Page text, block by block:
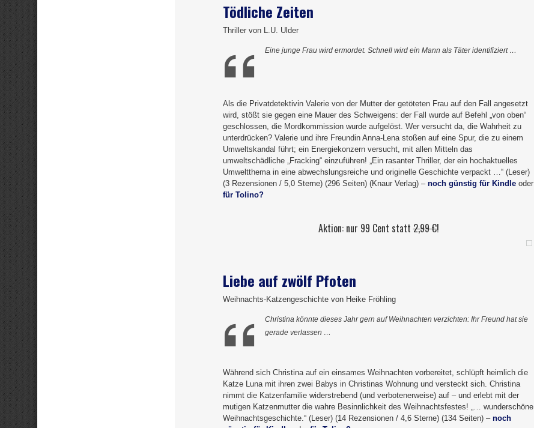
Tödliche Zeiten
Thriller von L.U. Ulder
Eine junge Frau wird ermordet. Schnell wird ein Mann als Täter identifiziert …
Als die Privatdetektivin Valerie von der Mutter der getöteten Frau auf den Fall angesetzt
wird, stößt sie gegen eine Mauer des Schweigens: der Fall wurde auf Befehl „von oben“
geschlossen, die Mordkommission wurde aufgelöst. Wer versucht da, die Wahrheit zu
unterdrücken? Valerie und ihre Freundin Anna-Lena stoßen auf eine Spur, die zu einem
Umweltskandal führt; ein Energiekonzern versucht, mit allen Mitteln das
umweltschädliche „Fracking“ einzuführen! „Ein rasanter Thriller, der ein hochaktuelles
Umweltthema in eine abwechslungsreiche und originelle Geschichte verpackt …“ (Leser)
(3 Rezensionen / 5,0 Sterne) (296 Seiten) (Knaur Verlag) – noch günstig für Kindle oder
für Tolino?
Aktion: nur 99 Cent statt2,99 €!
Liebe auf zwölf Pfoten
Weihnachts-Katzengeschichte von Heike Fröhling
Christina könnte dieses Jahr gern auf Weihnachten verzichten: Ihr Freund hat sie
gerade verlassen …
Während sich Christina auf ein einsames Weihnachten vorbereitet, schlüpft heimlich die
Katze Luna mit ihren zwei Babys in Christinas Wohnung und versteckt sich. Christina
nimmt die Katzenfamilie widerstrebend (und verbotenerweise) auf – und erlebt mit der
mutigen Katzenmutter die wahre Besinnlichkeit des Weihnachtsfestes! „… wunderschöne
Weihnachtsgeschichte.“ (Leser) (14 Rezensionen / 4,6 Sterne) (134 Seiten) – noch